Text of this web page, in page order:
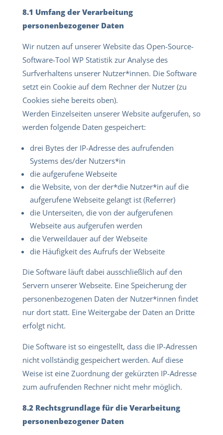
8.1 Umfang der Verarbeitung
personenbezogener Daten
Wir nutzen auf unserer Website das Open-Source-
Software-Tool WP Statistik zur Analyse des
Surfverhaltens unserer Nutzer*innen. Die Software
setzt ein Cookie auf dem Rechner der Nutzer (zu
Cookies siehe bereits oben).
Werden Einzelseiten unserer Website aufgerufen, so
werden folgende Daten gespeichert:
drei Bytes der IP-Adresse des aufrufenden
Systems des/der Nutzers*in
die aufgerufene Webseite
die Website, von der der*die Nutzer*in auf die
aufgerufene Webseite gelangt ist (Referrer)
die Unterseiten, die von der aufgerufenen
Webseite aus aufgerufen werden
die Verweildauer auf der Webseite
die Häufigkeit des Aufrufs der Webseite
Die Software läuft dabei ausschließlich auf den
Servern unserer Webseite. Eine Speicherung der
personenbezogenen Daten der Nutzer*innen findet
nur dort statt. Eine Weitergabe der Daten an Dritte
erfolgt nicht.
Die Software ist so eingestellt, dass die IP-Adressen
nicht vollständig gespeichert werden. Auf diese
Weise ist eine Zuordnung der gekürzten IP-Adresse
zum aufrufenden Rechner nicht mehr möglich.
8.2 Rechtsgrundlage für die Verarbeitung
personenbezogener Daten